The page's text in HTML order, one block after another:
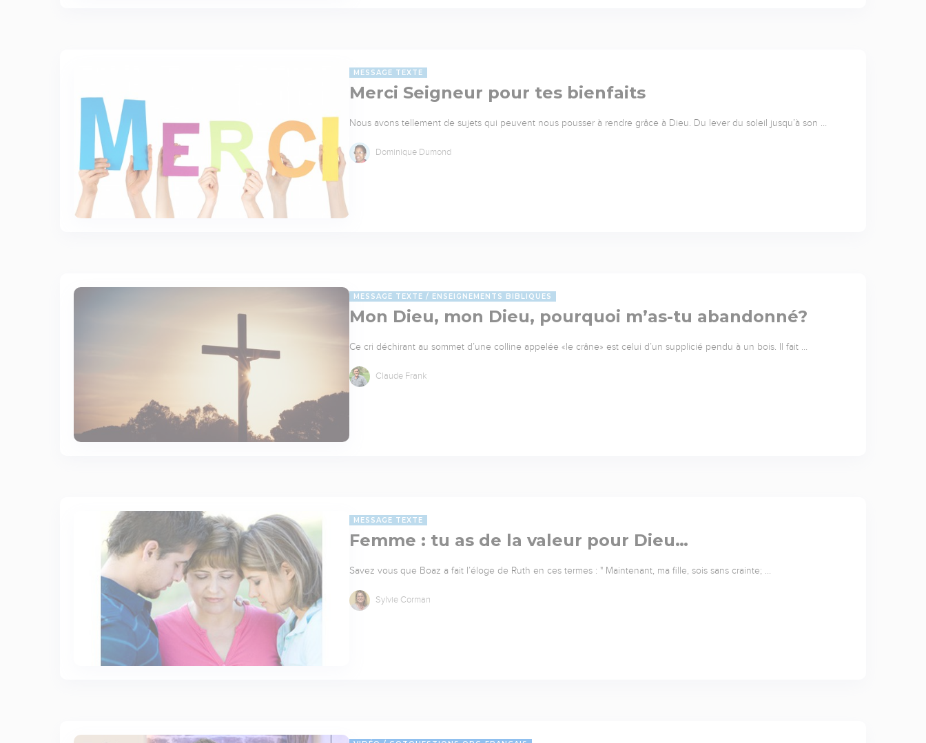
MESSAGE TEXTE
Merci Seigneur pour tes bienfaits
Nous avons tellement de sujets qui peuvent nous pousser à rendre grâce à Dieu. Du lever du soleil jusqu’à son …
Dominique Dumond
MESSAGE TEXTE ENSEIGNEMENTS BIBLIQUES
Mon Dieu, mon Dieu, pourquoi m’as-tu abandonné?
Ce cri déchirant au sommet d’une colline appelée «le crâne» est celui d’un supplicié pendu à un bois. Il fait …
Claude Frank
MESSAGE TEXTE
Femme : tu as de la valeur pour Dieu…
Savez vous que Boaz a fait l’éloge de Ruth en ces termes : " Maintenant, ma fille, sois sans crainte; …
Sylvie Corman